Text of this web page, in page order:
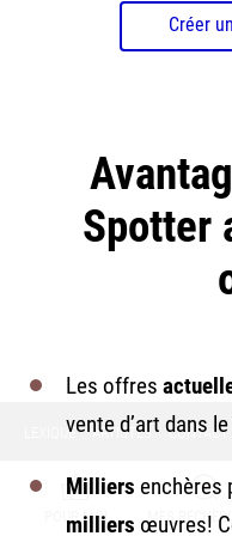
Créer
Spotter
Les offres
vente d’art dans
Milliers enchères
milliers œuvres!
LEXIQUE ARTISTES CONTACT
POUR MOI MES